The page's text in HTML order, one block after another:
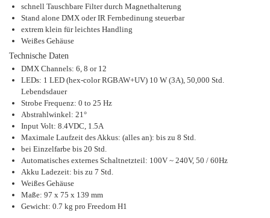
schnell Tauschbare Filter durch Magnethalterung
Stand alone DMX oder IR Fernbedinung steuerbar
extrem klein für leichtes Handling
Weißes Gehäuse
Technische Daten
DMX Channels: 6, 8 or 12
LEDs: 1 LED (hex-color RGBAW+UV) 10 W (3A), 50,000 Std.
Lebendsdauer
Strobe Frequenz: 0 to 25 Hz
Abstrahlwinkel: 21°
Input Volt: 8.4VDC, 1.5A
Maximale Laufzeit des Akkus: (alles an): bis zu 8 Std.
bei Einzelfarbe bis 20 Std.
Automatisches externes Schaltnetzteil: 100V ~ 240V, 50 / 60Hz
Akku Ladezeit: bis zu 7 Std.
Weißes Gehäuse
Maße: 97 x 75 x 139 mm
Gewicht: 0.7 kg pro Freedom H1